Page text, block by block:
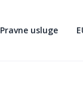
Pravne usluge